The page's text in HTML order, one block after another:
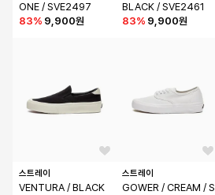
ONE / SVE2497
83% 9,900원
스트레이
VENTURA / BLACK
BLACK / SVE2461
83% 9,900원
스트레이
GOWER / CREAM / S